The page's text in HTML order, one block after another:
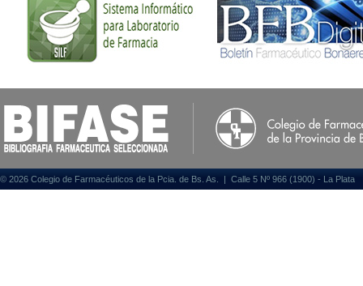
© 2026 Colegio de Farmacéuticos de la Pcia. de Bs. As. | Calle 5 Nº 966 (1900) - La